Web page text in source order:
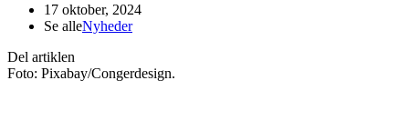
17 oktober, 2024
Se alleNyheder
Del artiklen
Foto: Pixabay/Congerdesign.